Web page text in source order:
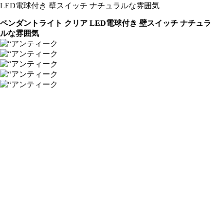
LED電球付き 壁スイッチ ナチュラルな雰囲気
ペンダントライト クリア LED電球付き 壁スイッチ ナチュラ
ルな雰囲気